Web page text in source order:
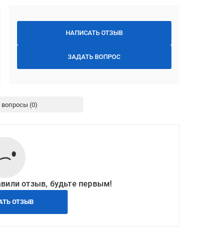
НАПИСАТЬ ОТЗЫВ
ЗАДАТЬ ВОПРОС
вопросы
отзыв, будьте первым!
ОТЗЫВ